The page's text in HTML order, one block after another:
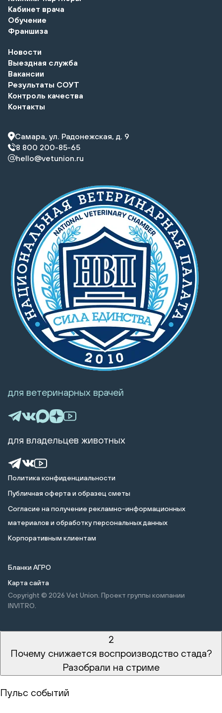
Кабинет врача
Обучение
Франшиза
Новости
Выездная служба
Вакансии
Результаты СОУТ
Контроль качества
Контакты
Самара, ул. Радонежская, д. 9
8 800 200-85-65
hello@vetunion.ru
Политика конфиденциальности
Публичная оферта и образец сметы
Cогласие на получение рекламно-информационных
материалов и обработку персональных данных
Корпоративным клиентам
Бланки АГРО
Карта сайта
Copyright © 2026 Vet Union. Проект группы компании
INVITRO.
для ветеринарных врачей
для владельцев животных
2
Почему снижается воспроизводство стада?
Разобрали на стриме
Пульс событий